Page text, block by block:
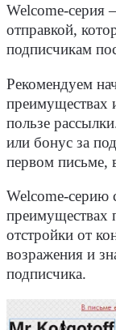
Welcome-серия
отправкой,
подписчикам
Рекомендуем
преимуществах
пользе
или бонус за
первом письме,
Welcome-серию
преимуществах
отстройки от
возражения и
подписчика.